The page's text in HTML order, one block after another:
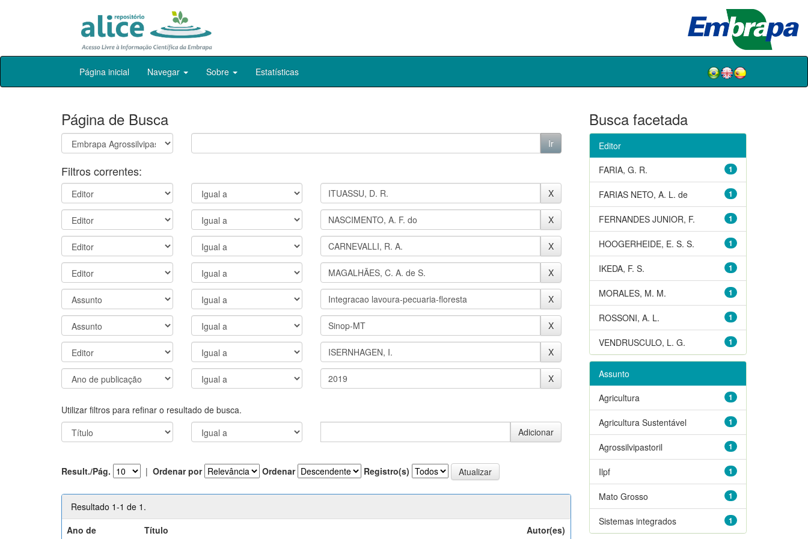
Skip
Página inicial Navegar Sobre Estatísticas
Página de Busca
Filtros correntes:
Utilizar filtros para refinar o resultado de busca.
Result./Pág. | Ordenar por Ordenar Registro(s)
Resultado 1-1 de 1.
Ano de
Título Autor(es)
Busca facetada
Editor
1
FARIA, G. R.
1
FARIAS NETO, A. L. de
1
FERNANDES JUNIOR, F.
1
HOOGERHEIDE, E. S. S.
1
IKEDA, F. S.
1
MORALES, M. M.
1
ROSSONI, A. L.
1
VENDRUSCULO, L. G.
Assunto
1
Agricultura
1
Agricultura Sustentável
1
Agrossilvipastoril
1
Ilpf
1
Mato Grosso
1
Sistemas integrados